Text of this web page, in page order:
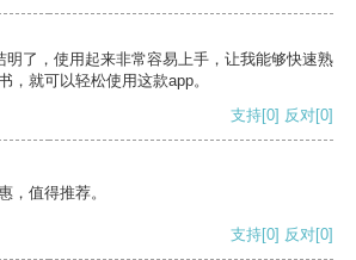
明了，使用起来非常容易上手，让我能够快速熟
，就可以轻松使用这款app。
支持[0] 反对[0]
，值得推荐。
支持[0] 反对[0]